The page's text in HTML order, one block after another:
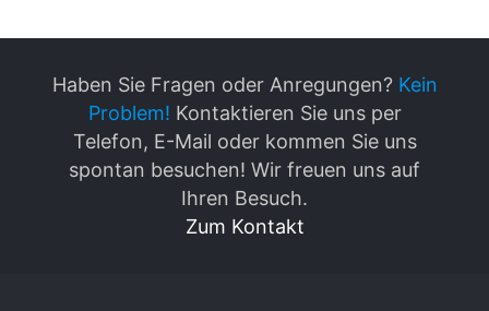
Haben Sie Fragen oder Anregungen? Kein
Problem! Kontaktieren Sie uns per
Telefon, E-Mail oder kommen Sie uns
spontan besuchen! Wir freuen uns auf
Ihren Besuch.
Zum Kontakt